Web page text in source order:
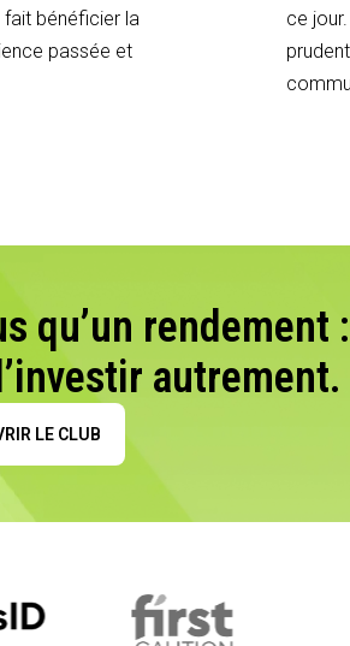
fait bénéficier la
passée et
ce
qu’un rendement :
autrement.
LE CLUB